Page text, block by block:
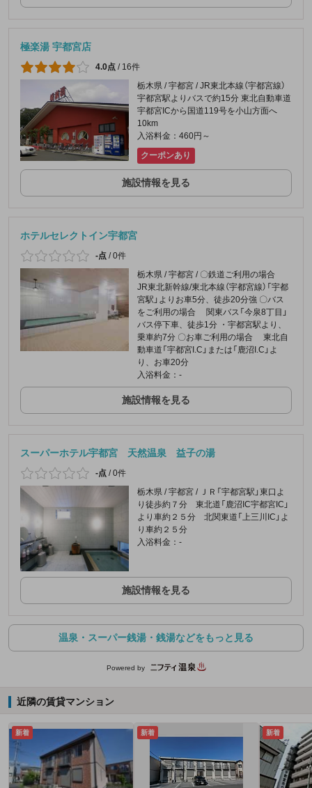
極楽湯 宇都宮店
4.0点 / 16件
栃木県 / 宇都宮 / JR東北本線（宇都宮線）
宇都宮駅よりバスで約15分 東北自動車道
宇都宮ICから国道119号を小山方面へ
10km
入浴料金：460円～
クーポンあり
施設情報を見る
ホテルセレクトイン宇都宮
-点 /0件
栃木県 / 宇都宮 / 〇鉄道ご利用の場合
JR東北新幹線/東北本線（宇都宮線）「宇都
宮駅」よりお車5分、徒歩20分強 〇バス
をご利用の場合 関東バス「今泉8丁目」
バス停下車、徒歩1分 ・宇都宮駅より、
乗車約7分 〇お車ご利用の場合 東北自
動車道「宇都宮I.C」または「鹿沼I.C」よ
り、お車20分
入浴料金：-
施設情報を見る
スーパーホテル宇都宮 天然温泉 益子の湯
-点 /0件
栃木県 / 宇都宮 / ＪＲ「宇都宮駅」東口よ
り徒歩約７分 東北道「鹿沼IC宇都宮IC」
より車約２５分 北関東道「上三川IC」よ
り車約２５分
入浴料金：-
施設情報を見る
温泉・スーパー銭湯・銭湯などをもっと見る
Powered by
近隣の賃貸マンション
新着 新着 新着